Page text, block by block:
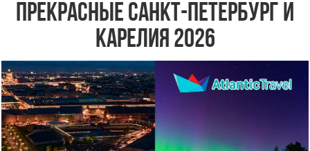
ПРЕКРАСНЫЕ САНКТ-ПЕТЕРБУРГ И
КАРЕЛИЯ 2026